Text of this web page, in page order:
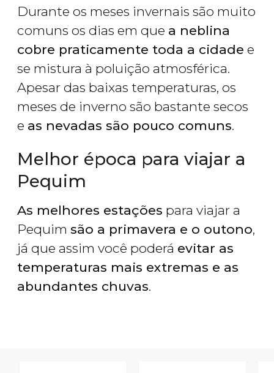
Durante os meses invernais são muito
comuns os dias em que a neblina
cobre praticamente toda a cidade e
se mistura à poluição atmosférica.
Apesar das baixas temperaturas, os
meses de inverno são bastante secos
e as nevadas são pouco comuns.
Melhor época para viajar a
Pequim
As melhores estações para viajar a
Pequim são a primavera e o outono,
já que assim você poderá evitar as
temperaturas mais extremas e as
abundantes chuvas.